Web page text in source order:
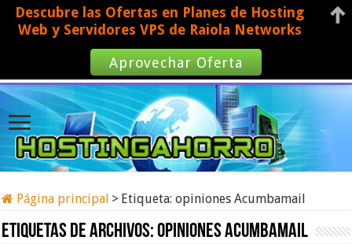
Página principal > Etiqueta:opiniones Acumbamail
Etiquetas de archivos:opiniones Acumbamail
Descubre las Ofertas en Planes de Hosting
Web y Servidores VPS de Raiola Networks
Aprovechar Oferta